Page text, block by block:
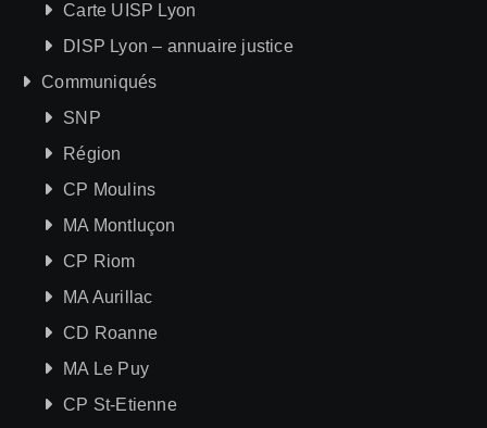
Carte UISP Lyon
DISP Lyon – annuaire justice
Communiqués
SNP
Région
CP Moulins
MA Montluçon
CP Riom
MA Aurillac
CD Roanne
MA Le Puy
CP St-Etienne